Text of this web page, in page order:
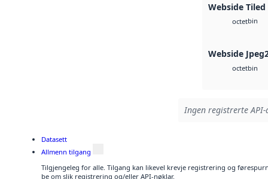
Webside Tiled
octetbin
Webside
octetbin
Ingen registrerte
Datasett
Allmenn tilgang
Tilgjengeleg for alle. Tilgang kan likevel krevje registrering og
be om slik registrering og/eller API-nøklar.